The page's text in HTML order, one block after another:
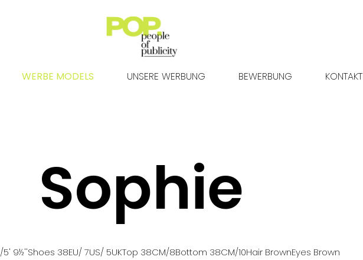
WERBE MODELS UNSERE WERBUNG BEWERBUNG KONTAKT
Sophie
/5' 9½''Shoes 38EU/ 7US/ 5UKTop 38CM/8Bottom 38CM/10Hair BrownEyes Brown